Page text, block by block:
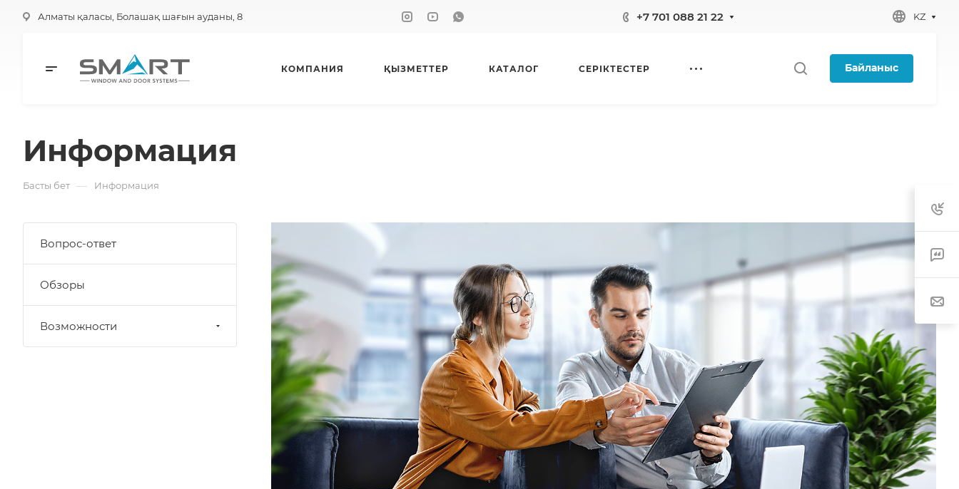
Алматы қаласы, Болашақ шағын ауданы, 8 +7 701 088 21 22 KZ
КОМПАНИЯ ҚЫЗМЕТТЕР КАТАЛОГ СЕРІКТЕСТЕР Байланыс
Информация
Басты бет — Информация
Вопрос-ответ
Обзоры
Возможности